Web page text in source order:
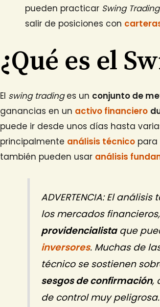
pueden practicar Swing Trading
salir de posiciones con
¿Qué es el
El swing tradinges un conjunto de
ganancias en un activo financiero
puede ir desde unos días hasta
principalmente análisis técnico para
también pueden usar análisis
ADVERTENCIA: El
los mercados
providencialistaque
inversores. Muchas de
técnico se sostienen
sesgos de confirmación,
de control muy